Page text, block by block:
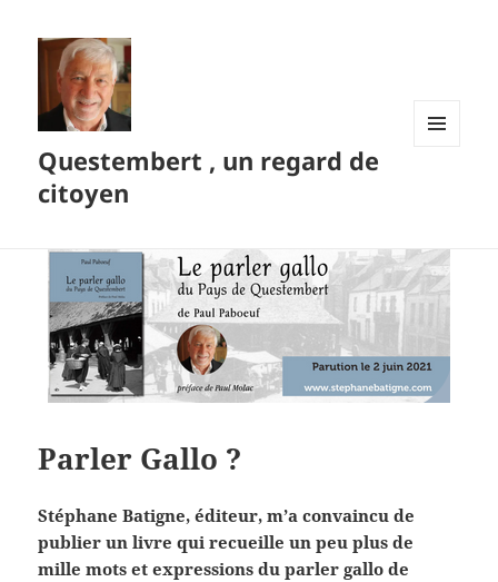
Questembert , un regard de
citoyen
Parler Gallo ?
Stéphane Batigne, éditeur, m’a convaincu de
publier un livre qui recueille un peu plus de
mille mots et expressions du parler gallo de